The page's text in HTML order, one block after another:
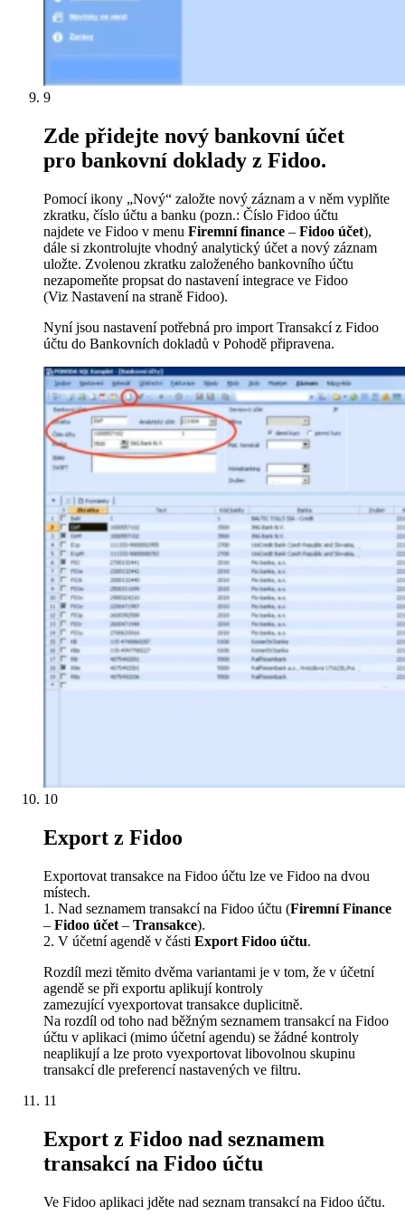
9
Zde přidejte nový bankovní účet
pro bankovní doklady z Fidoo.
Pomocí ikony „Nový“ založte nový záznam a v něm vyplňte
zkratku, číslo účtu a banku (pozn.: Číslo Fidoo účtu
najdete ve Fidoo v menu Firemní finance – Fidoo účet),
dále si zkontrolujte vhodný analytický účet a nový záznam
uložte. Zvolenou zkratku založeného bankovního účtu
nezapomeňte propsat do nastavení integrace ve Fidoo
(Viz Nastavení na straně Fidoo).
Nyní jsou nastavení potřebná pro import Transakcí z Fidoo
účtu do Bankovních dokladů v Pohodě připravena.
10
Export z Fidoo
Exportovat transakce na Fidoo účtu lze ve Fidoo na dvou
místech.
1. Nad seznamem transakcí na Fidoo účtu (Firemní Finance
– Fidoo účet – Transakce).
2. V účetní agendě v části Export Fidoo účtu.
Rozdíl mezi těmito dvěma variantami je v tom, že v účetní
agendě se při exportu aplikují kontroly
zamezující vyexportovat transakce duplicitně.
Na rozdíl od toho nad běžným seznamem transakcí na Fidoo
účtu v aplikaci (mimo účetní agendu) se žádné kontroly
neaplikují a lze proto vyexportovat libovolnou skupinu
transakcí dle preferencí nastavených ve filtru.
11
Export z Fidoo nad seznamem
transakcí na Fidoo účtu
Ve Fidoo aplikaci jděte nad seznam transakcí na Fidoo účtu.